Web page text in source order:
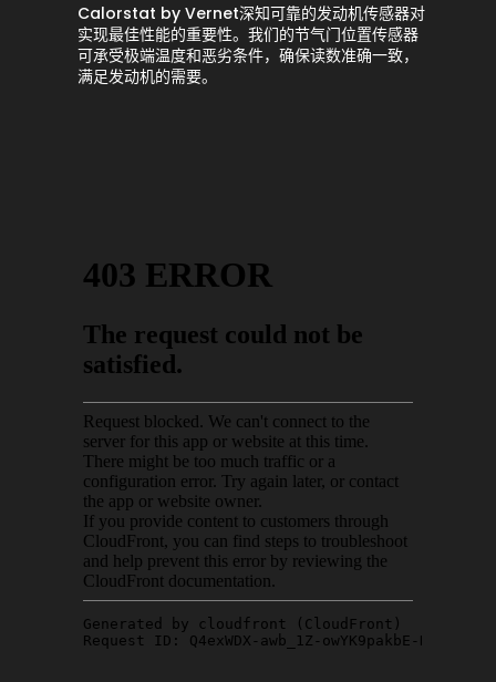
Calorstat by Vernet深知可靠的发动机传感器对
实现最佳性能的重要性。我们的节气门位置传感器
可承受极端温度和恶劣条件，确保读数准确一致，
满足发动机的需要。